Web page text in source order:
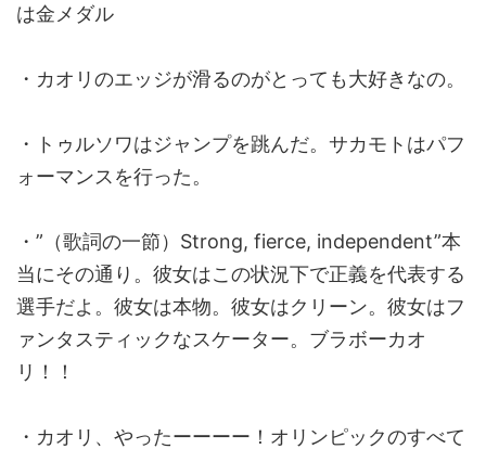
は金メダル
・カオリのエッジが滑るのがとっても大好きなの。
・トゥルソワはジャンプを跳んだ。サカモトはパフ
ォーマンスを行った。
・”（歌詞の一節）Strong, fierce, independent”本
当にその通り。彼女はこの状況下で正義を代表する
選手だよ。彼女は本物。彼女はクリーン。彼女はフ
ァンタスティックなスケーター。ブラボーカオ
リ！！
・カオリ、やったーーーー！オリンピックのすべて